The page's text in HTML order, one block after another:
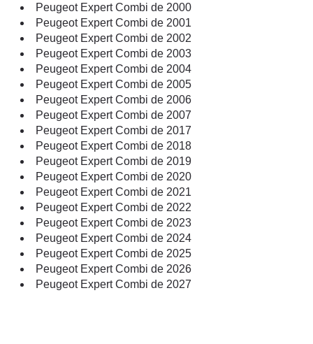
Peugeot Expert Combi de 2000
Peugeot Expert Combi de 2001
Peugeot Expert Combi de 2002
Peugeot Expert Combi de 2003
Peugeot Expert Combi de 2004
Peugeot Expert Combi de 2005
Peugeot Expert Combi de 2006
Peugeot Expert Combi de 2007
Peugeot Expert Combi de 2017
Peugeot Expert Combi de 2018
Peugeot Expert Combi de 2019
Peugeot Expert Combi de 2020
Peugeot Expert Combi de 2021
Peugeot Expert Combi de 2022
Peugeot Expert Combi de 2023
Peugeot Expert Combi de 2024
Peugeot Expert Combi de 2025
Peugeot Expert Combi de 2026
Peugeot Expert Combi de 2027